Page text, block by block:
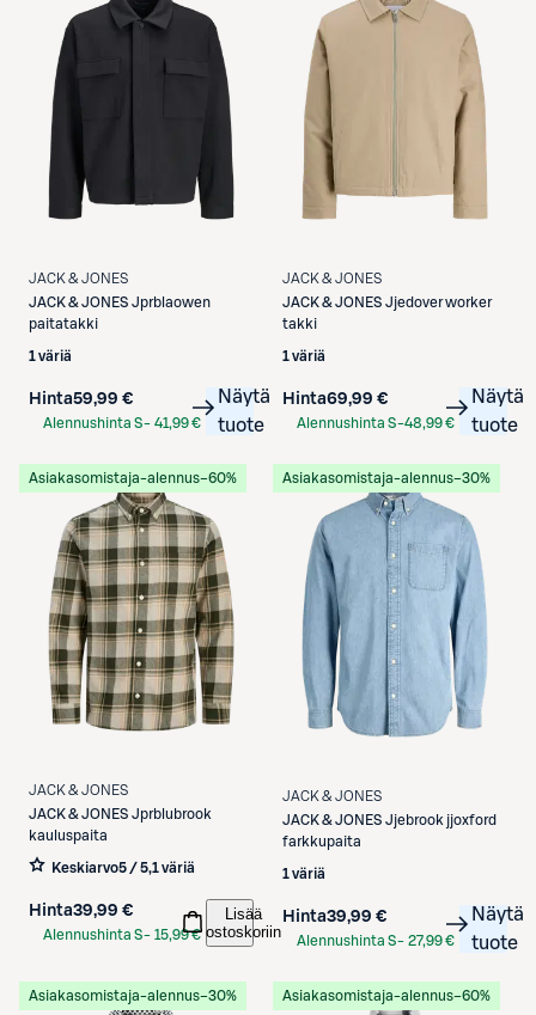
JACK & JONES
JACK & JONES Jprblaowen
paitatakki
1 väriä
Hinta59,99 €
Alennushinta S- 41,99 €
Näytä
tuote
JACK & JONES
JACK & JONES Jjedover worker
takki
1 väriä
Hinta69,99 €
Alennushinta S-48,99 €
Näytä
tuote
Asiakasomistaja-alennus−60%
JACK & JONES
JACK & JONES Jprblubrook
kauluspaita
Keskiarvo5 / 5,1 väriä
Hinta39,99 €
Alennushinta S- 15,99 €
Lisää
ostoskoriin
Asiakasomistaja-alennus−30%
JACK & JONES
JACK & JONES Jjebrook jjoxford
farkkupaita
1 väriä
Hinta39,99 €
Alennushinta S- 27,99 €
Näytä
tuote
Asiakasomistaja-alennus−30% Asiakasomistaja-alennus−60%